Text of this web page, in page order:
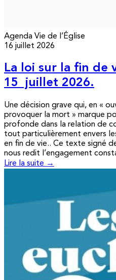
Agenda Vie de l’Église
16 juillet 2026
La loi sur la fin de
15 juillet 2026.
Une décision grave qui, en «
provoquer la mort » marque
profonde dans la relation de
tout particulièrement envers
en fin de vie.. Ce texte signé
nous redit l’engagement
Lire la suite →